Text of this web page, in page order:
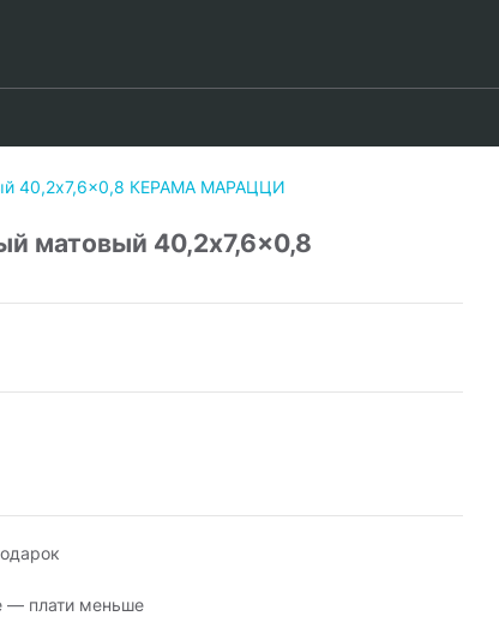
40,2x7,6x0,8 КЕРАМА МАРАЦЦИ
матовый 40,2x7,6x0,8
— плати меньше